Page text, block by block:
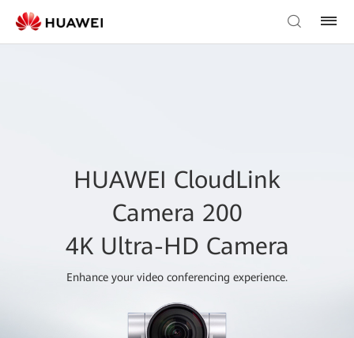
HUAWEI CloudLink
Camera 200
4K Ultra-HD Camera
Enhance your video conferencing experience.